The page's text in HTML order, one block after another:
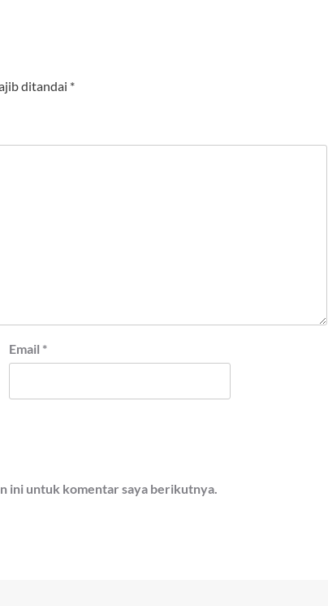
ditandai *
Email *
ini untuk komentar saya berikutnya.